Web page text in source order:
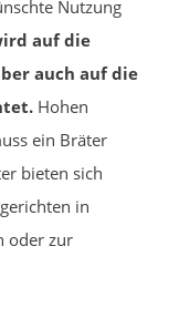
Nutzung
auf die
auch auf die
Hohen
ein Bräter
bieten sich
in
oder zur